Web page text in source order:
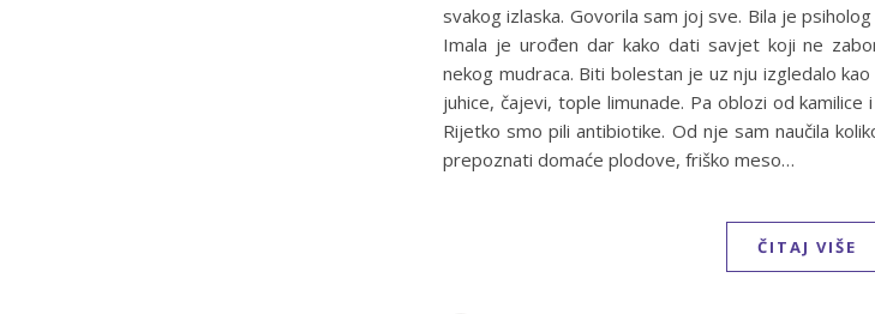
svakog izlaska. Govorila sam joj sve. Bila je
Imala je urođen dar kako dati savjet koji ne
nekog mudraca. Biti bolestan je uz nju izgledalo
juhice, čajevi, tople limunade. Pa oblozi od
Rijetko smo pili antibiotike. Od nje sam naučila
prepoznati domaće plodove, friško meso…
ČITAJ VIŠE